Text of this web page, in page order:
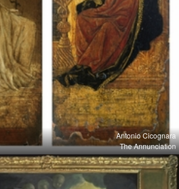
Antonio Cicognara
The Annunciation